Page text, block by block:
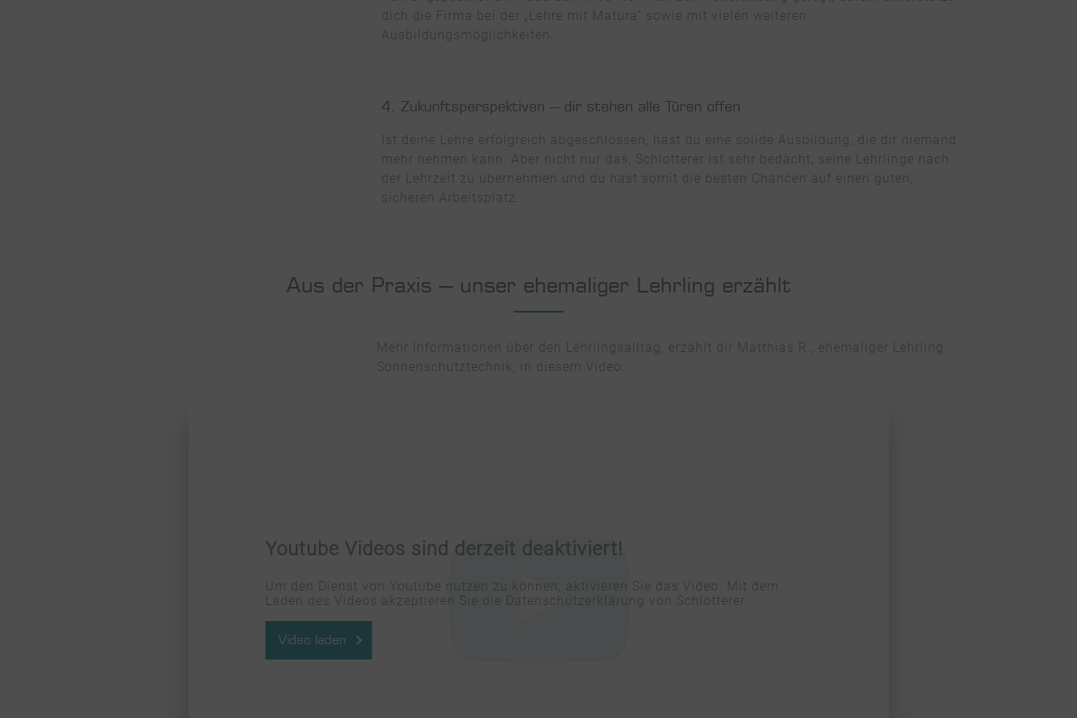
dich die Firma bei der „Lehre mit Matura“ sowie mit vielen weiteren
Ausbildungsmöglichkeiten.
4. Zukunftsperspektiven – dir stehen alle Türen offen
Ist deine Lehre erfolgreich abgeschlossen, hast du eine solide Ausbildung, die dir niemand
mehr nehmen kann. Aber nicht nur das, Schlotterer ist sehr bedacht, seine Lehrlinge nach
der Lehrzeit zu übernehmen und du hast somit die besten Chancen auf einen guten,
sicheren Arbeitsplatz.
Aus der Praxis – unser ehemaliger Lehrling erzählt
Mehr Informationen über den Lehrlingsalltag, erzählt dir Matthias R., ehemaliger Lehrling
Sonnenschutztechnik, in diesem Video:
Youtube Videos sind derzeit deaktiviert!
Um den Dienst von Youtube nutzen zu können, aktivieren Sie das Video. Mit dem
Laden des Videos akzeptieren Sie die Datenschutzerklärung von Schlotterer.
Video laden